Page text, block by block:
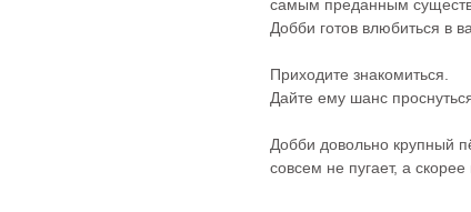
самым преданным
Добби готов влюбиться в
Приходите знакомиться.
Дайте ему шанс
Добби довольно крупный
совсем не пугает, а скорее